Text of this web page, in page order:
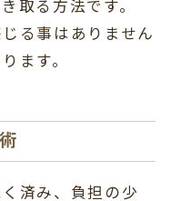
取る方法です。
る事はありません
ます。
済み、負担の少